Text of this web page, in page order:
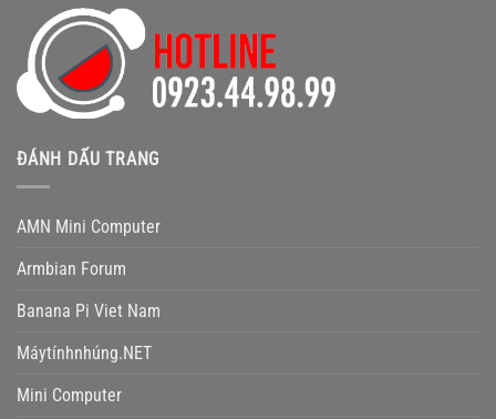
ĐÁNH DẤU TRANG
AMN Mini Computer
Armbian Forum
Banana Pi Viet Nam
Máytínhnhúng.NET
Mini Computer